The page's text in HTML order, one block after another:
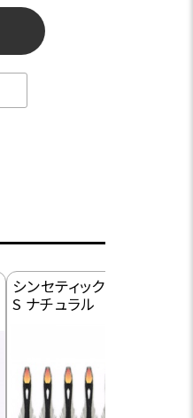
シンセティックジャングルコ
S ナチュラル